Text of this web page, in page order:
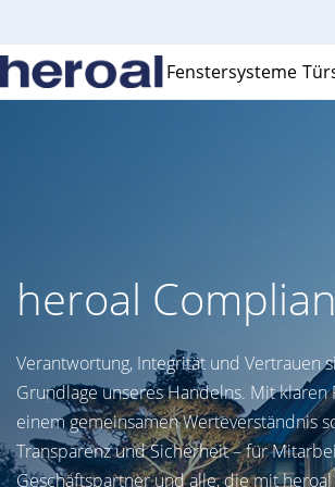
Fenstersysteme
heroal
Verantwortung, Integrität und Vertrauen
Grundlage unseres Handelns. Mit klaren
einem gemeinsamen Werteverständnis
Transparenz und Sicherheit – für
Geschäftspartner und alle, die mit